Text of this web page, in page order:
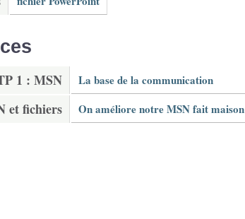
1 : MSN La base de la communication
et fichiers On améliore notre MSN fait maison